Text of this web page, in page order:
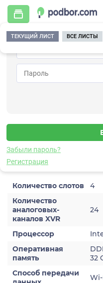
Забыли пароль?
Регистрация
ТЕКУЩИЙ ЛИСТ ВСЕ ЛИСТЫ
Главная / Контрольно-
Измерительное
PCIe301
Измерительный
Характеристики
Количество слотов
4
Количество
аналоговых-
каналов XVR
24
Процессор
Оперативная
память
32
Способ передачи